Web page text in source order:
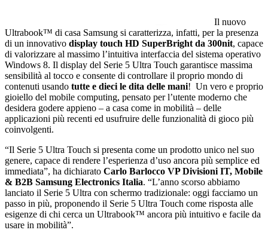
Il nuovo
Ultrabook™ di casa Samsung si caratterizza, infatti, per la presenza
di un innovativo display touch HD SuperBright da 300nit, capace
di valorizzare al massimo l’intuitiva interfaccia del sistema operativo
Windows 8. Il display del Serie 5 Ultra Touch garantisce massima
sensibilità al tocco e consente di controllare il proprio mondo di
contenuti usando tutte e dieci le dita delle mani! Un vero e proprio
gioiello del mobile computing, pensato per l’utente moderno che
desidera godere appieno – a casa come in mobilità – delle
applicazioni più recenti ed usufruire delle funzionalità di gioco più
coinvolgenti.
“Il Serie 5 Ultra Touch si presenta come un prodotto unico nel suo
genere, capace di rendere l’esperienza d’uso ancora più semplice ed
immediata”, ha dichiarato Carlo Barlocco VP Divisioni IT, Mobile
& B2B Samsung Electronics Italia. “L’anno scorso abbiamo
lanciato il Serie 5 Ultra con schermo tradizionale: oggi facciamo un
passo in più, proponendo il Serie 5 Ultra Touch come risposta alle
esigenze di chi cerca un Ultrabook™ ancora più intuitivo e facile da
usare in mobilità”.